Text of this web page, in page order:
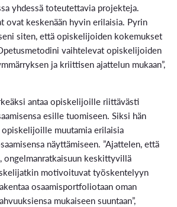
yhdessä toteutettavia projekteja.
ovat keskenään hyvin erilaisia. Pyrin
siten, että opiskelijoiden kokemukset
vaihtelevat opiskelijoiden
ja kriittisen ajattelun mukaan”,
antaa opiskelijoille riittävästi
esille tuomiseen. Siksi hän
muutamia erilaisia
näyttämiseen. ”Ajattelen, että
ongelmanratkaisuun keskittyvillä
motivoituvat työskentelyyn
osaamisportfoliotaan oman
mukaiseen suuntaan”,